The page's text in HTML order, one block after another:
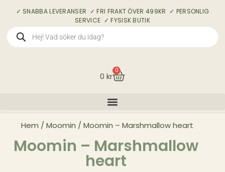
✓ SNABBA LEVERANSER ✓ FRI FRAKT ÖVER 499KR ✓ PERSONLIG
SERVICE ✓ FYSISK BUTIK
0 kr
0
Hem /Moomin / Moomin – Marshmallow heart
Moomin – Marshmallow
heart